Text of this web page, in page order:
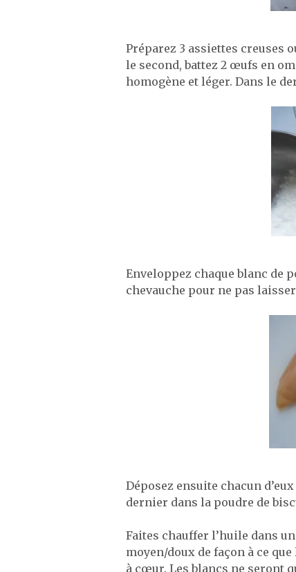
Préparez 3 assiettes creuses
le second, battez 2 œufs en
homogène et léger. Dans le
Enveloppez chaque blanc de
chevauche pour ne pas
Déposez ensuite chacun
dernier dans la poudre de
Faites chauffer l’huile dans
moyen/doux de façon à ce
à cœur. Les blancs ne seront